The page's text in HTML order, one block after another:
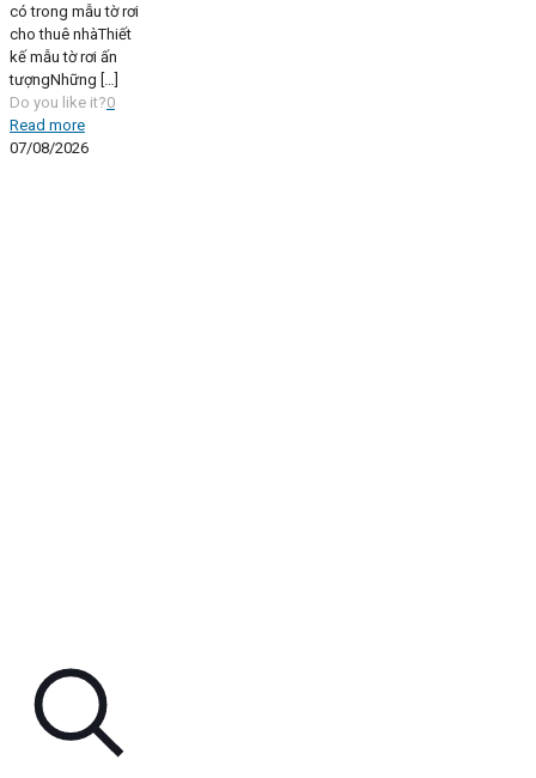
có trong mẫu tờ rơi
cho thuê nhàThiết
kế mẫu tờ rơi ấn
tượngNhững
Do you like it?0
Read more
07/08/2026